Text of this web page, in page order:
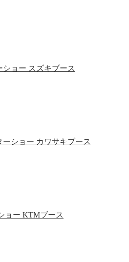
ショー スズキブース
ーショー カワサキブース
ョー KTMブース